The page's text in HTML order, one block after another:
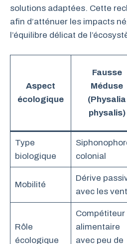
solutions adaptées. Cette
afin d’atténuer les impacts
l’équilibre délicat de
Aspect
écologique
Fausse
Méduse
(Physalia
physalis)
Type
biologique
colonial
Mobilité
Dérive
avec les
Rôle
écologique
Compétiteur
alimentaire
avec peu de